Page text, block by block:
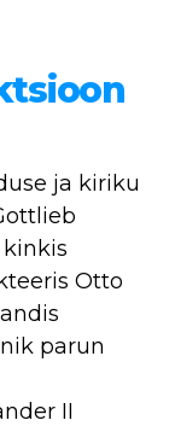
ja kiriku
kinkis
Otto
parun
II